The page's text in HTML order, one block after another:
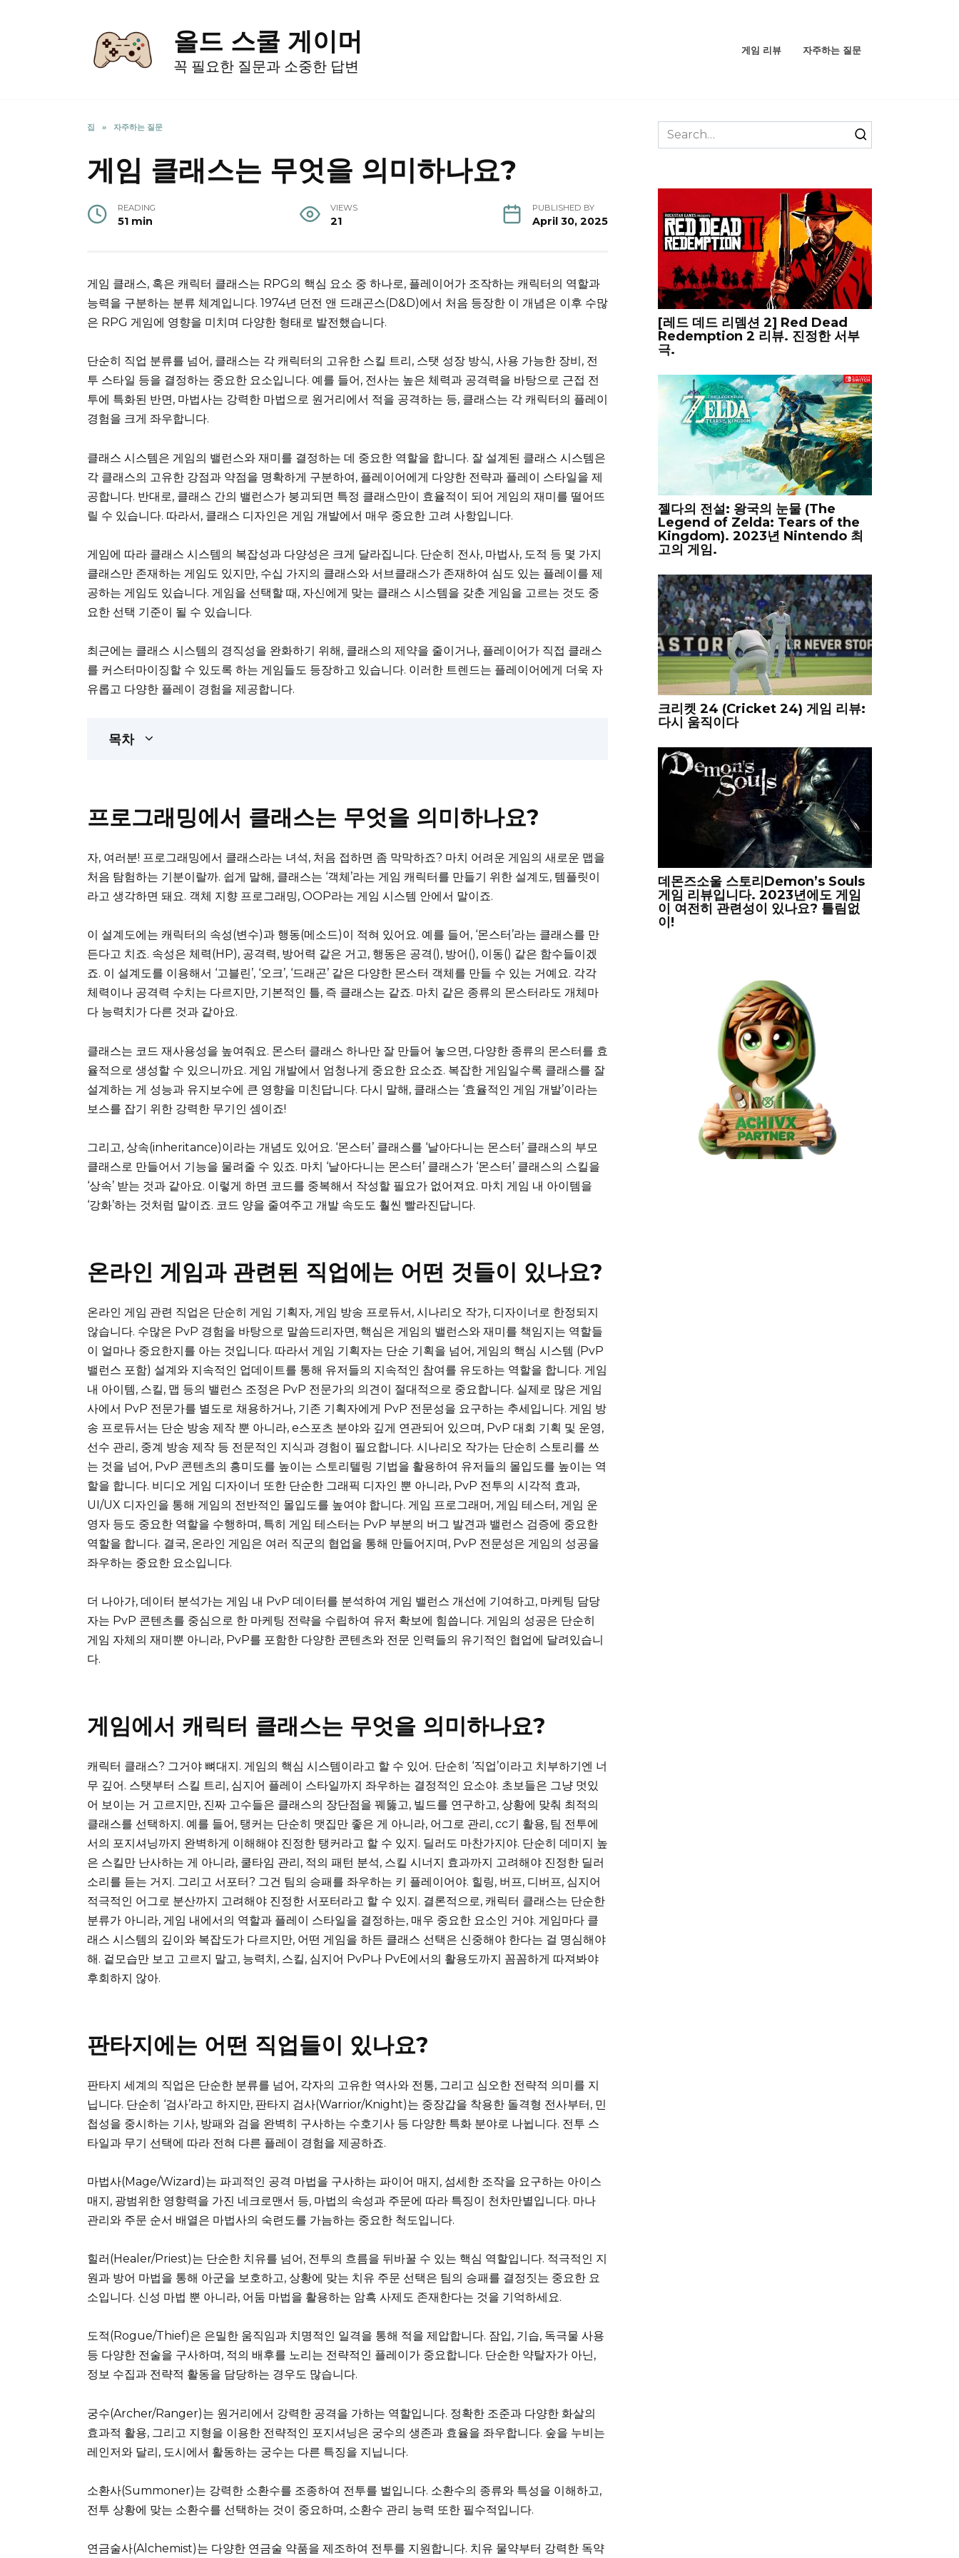
올드 스쿨 게이머
꼭 필요한 질문과 소중한 답변
게임 리뷰 자주하는 질문
집 » 자주하는 질문
게임 클래스는 무엇을 의미하나요?
READING
51 min
VIEWS
21
PUBLISHED BY
April 30, 2025
게임 클래스, 혹은 캐릭터 클래스는 RPG의 핵심 요소 중 하나로, 플레이어가 조작하는 캐릭터의 역할과
능력을 구분하는 분류 체계입니다. 1974년 던전 앤 드래곤스(D&D)에서 처음 등장한 이 개념은 이후 수많
은 RPG 게임에 영향을 미치며 다양한 형태로 발전했습니다.
단순히 직업 분류를 넘어, 클래스는 각 캐릭터의 고유한 스킬 트리, 스탯 성장 방식, 사용 가능한 장비, 전
투 스타일 등을 결정하는 중요한 요소입니다. 예를 들어, 전사는 높은 체력과 공격력을 바탕으로 근접 전
투에 특화된 반면, 마법사는 강력한 마법으로 원거리에서 적을 공격하는 등, 클래스는 각 캐릭터의 플레이
경험을 크게 좌우합니다.
클래스 시스템은 게임의 밸런스와 재미를 결정하는 데 중요한 역할을 합니다. 잘 설계된 클래스 시스템은
각 클래스의 고유한 강점과 약점을 명확하게 구분하여, 플레이어에게 다양한 전략과 플레이 스타일을 제
공합니다. 반대로, 클래스 간의 밸런스가 붕괴되면 특정 클래스만이 효율적이 되어 게임의 재미를 떨어뜨
릴 수 있습니다. 따라서, 클래스 디자인은 게임 개발에서 매우 중요한 고려 사항입니다.
게임에 따라 클래스 시스템의 복잡성과 다양성은 크게 달라집니다. 단순히 전사, 마법사, 도적 등 몇 가지
클래스만 존재하는 게임도 있지만, 수십 가지의 클래스와 서브클래스가 존재하여 심도 있는 플레이를 제
공하는 게임도 있습니다. 게임을 선택할 때, 자신에게 맞는 클래스 시스템을 갖춘 게임을 고르는 것도 중
요한 선택 기준이 될 수 있습니다.
최근에는 클래스 시스템의 경직성을 완화하기 위해, 클래스의 제약을 줄이거나, 플레이어가 직접 클래스
를 커스터마이징할 수 있도록 하는 게임들도 등장하고 있습니다. 이러한 트렌드는 플레이어에게 더욱 자
유롭고 다양한 플레이 경험을 제공합니다.
목차
프로그래밍에서 클래스는 무엇을 의미하나요?
자, 여러분! 프로그래밍에서 클래스라는 녀석, 처음 접하면 좀 막막하죠? 마치 어려운 게임의 새로운 맵을
처음 탐험하는 기분이랄까. 쉽게 말해, 클래스는 ‘객체’라는 게임 캐릭터를 만들기 위한 설계도, 템플릿이
라고 생각하면 돼요. 객체 지향 프로그래밍, OOP라는 게임 시스템 안에서 말이죠.
이 설계도에는 캐릭터의 속성(변수)과 행동(메소드)이 적혀 있어요. 예를 들어, ‘몬스터’라는 클래스를 만
든다고 치죠. 속성은 체력(HP), 공격력, 방어력 같은 거고, 행동은 공격(), 방어(), 이동() 같은 함수들이겠
죠. 이 설계도를 이용해서 ‘고블린’, ‘오크’, ‘드래곤’ 같은 다양한 몬스터 객체를 만들 수 있는 거예요. 각각
체력이나 공격력 수치는 다르지만, 기본적인 틀, 즉 클래스는 같죠. 마치 같은 종류의 몬스터라도 개체마
다 능력치가 다른 것과 같아요.
클래스는 코드 재사용성을 높여줘요. 몬스터 클래스 하나만 잘 만들어 놓으면, 다양한 종류의 몬스터를 효
율적으로 생성할 수 있으니까요. 게임 개발에서 엄청나게 중요한 요소죠. 복잡한 게임일수록 클래스를 잘
설계하는 게 성능과 유지보수에 큰 영향을 미친답니다. 다시 말해, 클래스는 ‘효율적인 게임 개발’이라는
보스를 잡기 위한 강력한 무기인 셈이죠!
그리고, 상속(inheritance)이라는 개념도 있어요. ‘몬스터’ 클래스를 ‘날아다니는 몬스터’ 클래스의 부모
클래스로 만들어서 기능을 물려줄 수 있죠. 마치 ‘날아다니는 몬스터’ 클래스가 ‘몬스터’ 클래스의 스킬을
‘상속’ 받는 것과 같아요. 이렇게 하면 코드를 중복해서 작성할 필요가 없어져요. 마치 게임 내 아이템을
‘강화’하는 것처럼 말이죠. 코드 양을 줄여주고 개발 속도도 훨씬 빨라진답니다.
온라인 게임과 관련된 직업에는 어떤 것들이 있나요?
온라인 게임 관련 직업은 단순히 게임 기획자, 게임 방송 프로듀서, 시나리오 작가, 디자이너로 한정되지
않습니다. 수많은 PvP 경험을 바탕으로 말씀드리자면, 핵심은 게임의 밸런스와 재미를 책임지는 역할들
이 얼마나 중요한지를 아는 것입니다. 따라서 게임 기획자는 단순 기획을 넘어, 게임의 핵심 시스템 (PvP
밸런스 포함) 설계와 지속적인 업데이트를 통해 유저들의 지속적인 참여를 유도하는 역할을 합니다. 게임
내 아이템, 스킬, 맵 등의 밸런스 조정은 PvP 전문가의 의견이 절대적으로 중요합니다. 실제로 많은 게임
사에서 PvP 전문가를 별도로 채용하거나, 기존 기획자에게 PvP 전문성을 요구하는 추세입니다. 게임 방
송 프로듀서는 단순 방송 제작 뿐 아니라, e스포츠 분야와 깊게 연관되어 있으며, PvP 대회 기획 및 운영,
선수 관리, 중계 방송 제작 등 전문적인 지식과 경험이 필요합니다. 시나리오 작가는 단순히 스토리를 쓰
는 것을 넘어, PvP 콘텐츠의 흥미도를 높이는 스토리텔링 기법을 활용하여 유저들의 몰입도를 높이는 역
할을 합니다. 비디오 게임 디자이너 또한 단순한 그래픽 디자인 뿐 아니라, PvP 전투의 시각적 효과,
UI/UX 디자인을 통해 게임의 전반적인 몰입도를 높여야 합니다. 게임 프로그래머, 게임 테스터, 게임 운
영자 등도 중요한 역할을 수행하며, 특히 게임 테스터는 PvP 부분의 버그 발견과 밸런스 검증에 중요한
역할을 합니다. 결국, 온라인 게임은 여러 직군의 협업을 통해 만들어지며, PvP 전문성은 게임의 성공을
좌우하는 중요한 요소입니다.
더 나아가, 데이터 분석가는 게임 내 PvP 데이터를 분석하여 게임 밸런스 개선에 기여하고, 마케팅 담당
자는 PvP 콘텐츠를 중심으로 한 마케팅 전략을 수립하여 유저 확보에 힘씁니다. 게임의 성공은 단순히
게임 자체의 재미뿐 아니라, PvP를 포함한 다양한 콘텐츠와 전문 인력들의 유기적인 협업에 달려있습니
다.
게임에서 캐릭터 클래스는 무엇을 의미하나요?
캐릭터 클래스? 그거야 뼈대지. 게임의 핵심 시스템이라고 할 수 있어. 단순히 ‘직업’이라고 치부하기엔 너
무 깊어. 스탯부터 스킬 트리, 심지어 플레이 스타일까지 좌우하는 결정적인 요소야. 초보들은 그냥 멋있
어 보이는 거 고르지만, 진짜 고수들은 클래스의 장단점을 꿰뚫고, 빌드를 연구하고, 상황에 맞춰 최적의
클래스를 선택하지. 예를 들어, 탱커는 단순히 맷집만 좋은 게 아니라, 어그로 관리, cc기 활용, 팀 전투에
서의 포지셔닝까지 완벽하게 이해해야 진정한 탱커라고 할 수 있지. 딜러도 마찬가지야. 단순히 데미지 높
은 스킬만 난사하는 게 아니라, 쿨타임 관리, 적의 패턴 분석, 스킬 시너지 효과까지 고려해야 진정한 딜러
소리를 듣는 거지. 그리고 서포터? 그건 팀의 승패를 좌우하는 키 플레이어야. 힐링, 버프, 디버프, 심지어
적극적인 어그로 분산까지 고려해야 진정한 서포터라고 할 수 있지. 결론적으로, 캐릭터 클래스는 단순한
분류가 아니라, 게임 내에서의 역할과 플레이 스타일을 결정하는, 매우 중요한 요소인 거야. 게임마다 클
래스 시스템의 깊이와 복잡도가 다르지만, 어떤 게임을 하든 클래스 선택은 신중해야 한다는 걸 명심해야
해. 겉모습만 보고 고르지 말고, 능력치, 스킬, 심지어 PvP나 PvE에서의 활용도까지 꼼꼼하게 따져봐야
후회하지 않아.
판타지에는 어떤 직업들이 있나요?
판타지 세계의 직업은 단순한 분류를 넘어, 각자의 고유한 역사와 전통, 그리고 심오한 전략적 의미를 지
닙니다. 단순히 ‘검사’라고 하지만, 판타지 검사(Warrior/Knight)는 중장갑을 착용한 돌격형 전사부터, 민
첩성을 중시하는 기사, 방패와 검을 완벽히 구사하는 수호기사 등 다양한 특화 분야로 나뉩니다. 전투 스
타일과 무기 선택에 따라 전혀 다른 플레이 경험을 제공하죠.
마법사(Mage/Wizard)는 파괴적인 공격 마법을 구사하는 파이어 매지, 섬세한 조작을 요구하는 아이스
매지, 광범위한 영향력을 가진 네크로맨서 등, 마법의 속성과 주문에 따라 특징이 천차만별입니다. 마나
관리와 주문 순서 배열은 마법사의 숙련도를 가늠하는 중요한 척도입니다.
힐러(Healer/Priest)는 단순한 치유를 넘어, 전투의 흐름을 뒤바꿀 수 있는 핵심 역할입니다. 적극적인 지
원과 방어 마법을 통해 아군을 보호하고, 상황에 맞는 치유 주문 선택은 팀의 승패를 결정짓는 중요한 요
소입니다. 신성 마법 뿐 아니라, 어둠 마법을 활용하는 암흑 사제도 존재한다는 것을 기억하세요.
도적(Rogue/Thief)은 은밀한 움직임과 치명적인 일격을 통해 적을 제압합니다. 잠입, 기습, 독극물 사용
등 다양한 전술을 구사하며, 적의 배후를 노리는 전략적인 플레이가 중요합니다. 단순한 약탈자가 아닌,
정보 수집과 전략적 활동을 담당하는 경우도 많습니다.
궁수(Archer/Ranger)는 원거리에서 강력한 공격을 가하는 역할입니다. 정확한 조준과 다양한 화살의
효과적 활용, 그리고 지형을 이용한 전략적인 포지셔닝은 궁수의 생존과 효율을 좌우합니다. 숲을 누비는
레인저와 달리, 도시에서 활동하는 궁수는 다른 특징을 지닙니다.
소환사(Summoner)는 강력한 소환수를 조종하여 전투를 벌입니다. 소환수의 종류와 특성을 이해하고,
전투 상황에 맞는 소환수를 선택하는 것이 중요하며, 소환수 관리 능력 또한 필수적입니다.
연금술사(Alchemist)는 다양한 연금술 약품을 제조하여 전투를 지원합니다. 치유 물약부터 강력한 독약
Search
for:
[레드 데드 리뎀션 2] Red Dead
Redemption 2 리뷰. 진정한 서부
극.
젤다의 전설: 왕국의 눈물 (The
Legend of Zelda: Tears of the
Kingdom). 2023년 Nintendo 최
고의 게임.
크리켓 24 (Cricket 24) 게임 리뷰:
다시 움직이다
데몬즈소울 스토리Demon’s Souls
게임 리뷰입니다. 2023년에도 게임
이 여전히 관련성이 있나요? 틀림없
이!